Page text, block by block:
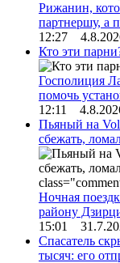
Рижанин,
партнершу, а
12:27
Кто эти
Госполиция
помочь
12:11
Пьяный на
сбежать,
Ночная
району
15:01
Спасатель
тысяч: его